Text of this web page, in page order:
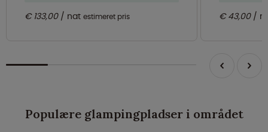
€ 133,00 nat estimeret pris € 43,00
Populære glampingpladser i området